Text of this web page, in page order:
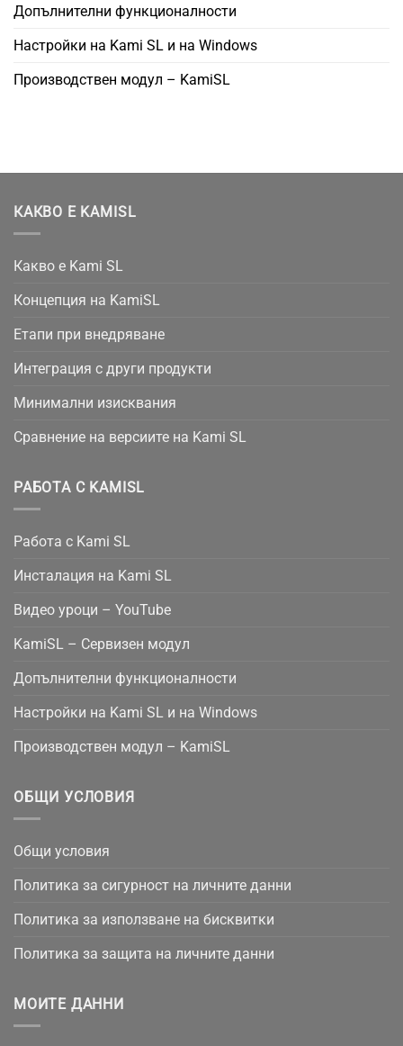
Допълнителни функционалности
Настройки на Kami SL и на Windows
Производствен модул – KamiSL
КАКВО Е KAMISL
Какво е Kami SL
Концепция на KamiSL
Етапи при внедряване
Интеграция с други продукти
Минимални изисквания
Сравнение на версиите на Kami SL
РАБОТА С KAMISL
Работа с Kami SL
Инсталация на Kami SL
Видео уроци – YouTube
KamiSL – Сервизен модул
Допълнителни функционалности
Настройки на Kami SL и на Windows
Производствен модул – KamiSL
ОБЩИ УСЛОВИЯ
Общи условия
Политика за сигурност на личните данни
Политика за използване на бисквитки
Политика за защита на личните данни
МОИТЕ ДАННИ